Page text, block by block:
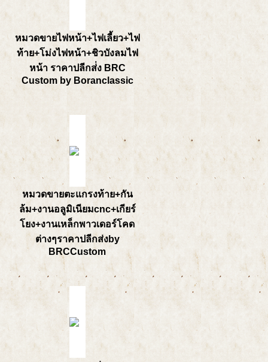
หมวดขายไฟหน้า+ไฟเลี้ยว+ไฟ
ท้าย+โม่งไฟหน้า+ชิวบังลมไฟ
หน้า ราคาปลีกส่่ง BRC
Custom by Boranclassic
หมวดขายตะแกรงท้าย+กัน
ล้ม+งานอลูมิเนียมcnc+เกียร์
โยง+งานเหล็กพาวเดอร์โคด
ต่างๆราคาปลีกส่งby
BRCCustom